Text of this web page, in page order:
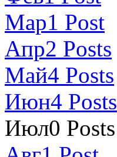
Мар1 Post
Апр2 Posts
Май4 Posts
Июн4 Posts
Июл0 Posts